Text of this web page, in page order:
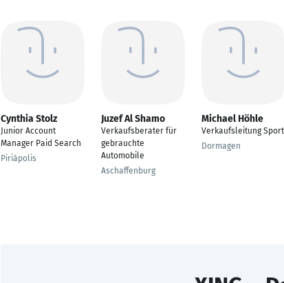
Cynthia Stolz
Junior Account
Manager Paid Search
Piriápolis
Juzef Al Shamo
Verkaufsberater für
gebrauchte
Automobile
Aschaffenburg
Michael Höhle
Verkaufsleitung Sport
Dormagen